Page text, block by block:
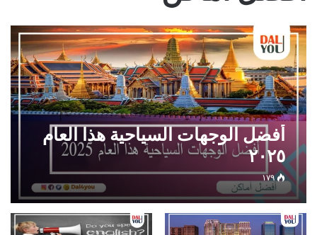
أفضل الوجهات السياحية هذا العام
٢٠٢٥
١٧٩